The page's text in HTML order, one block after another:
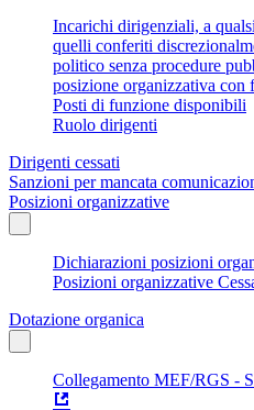
Incarichi dirigenziali, a
quelli conferiti
politico senza procedure
posizione organizzativa
Posti di funzione disponibili
Ruolo dirigenti
Dirigenti cessati
Sanzioni per mancata
Posizioni organizzative
Dichiarazioni posizioni
Posizioni organizzative
Dotazione organica
Collegamento MEF/RGS -